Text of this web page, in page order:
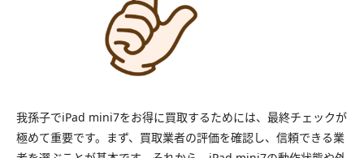
我孫子でiPad mini7をお得に買取するためには、最終チェックが
極めて重要です。まず、買取業者の評価を確認し、信頼できる業